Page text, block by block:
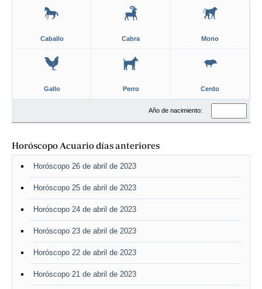
Caballo Cabra Mono
Gallo Perro Cerdo
Año de nacimiento:
Horóscopo Acuario días anteriores
Horóscopo 26 de abril de 2023
Horóscopo 25 de abril de 2023
Horóscopo 24 de abril de 2023
Horóscopo 23 de abril de 2023
Horóscopo 22 de abril de 2023
Horóscopo 21 de abril de 2023